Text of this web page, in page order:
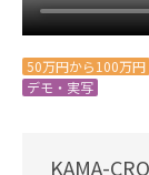
50万円から100万円
デモ・実写
KAMA-